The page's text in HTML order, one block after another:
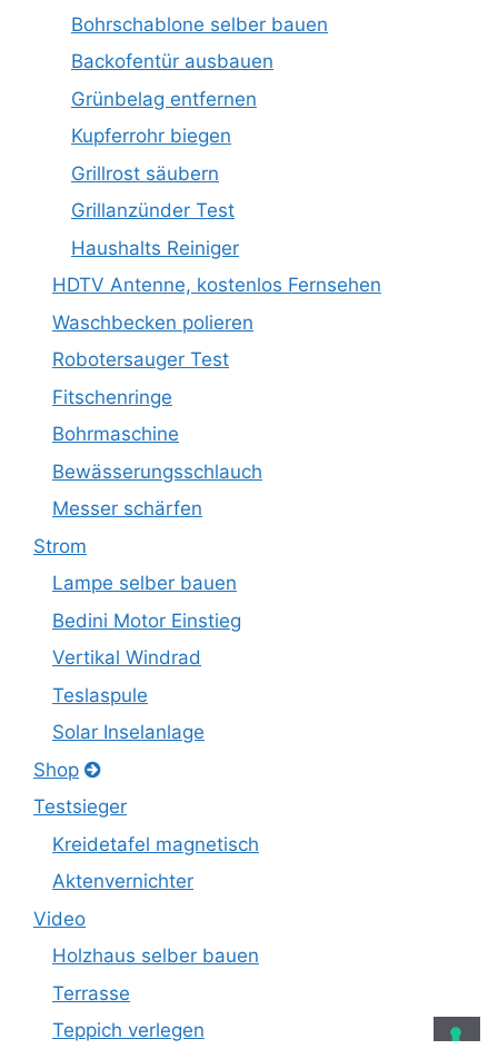
Bohrschablone selber bauen
Backofentür ausbauen
Grünbelag entfernen
Kupferrohr biegen
Grillrost säubern
Grillanzünder Test
Haushalts Reiniger
HDTV Antenne, kostenlos Fernsehen
Waschbecken polieren
Robotersauger Test
Fitschenringe
Bohrmaschine
Bewässerungsschlauch
Messer schärfen
Strom
Lampe selber bauen
Bedini Motor Einstieg
Vertikal Windrad
Teslaspule
Solar Inselanlage
Shop
Testsieger
Kreidetafel magnetisch
Aktenvernichter
Video
Holzhaus selber bauen
Terrasse
Teppich verlegen